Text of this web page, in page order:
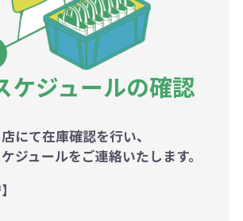
ケジュールの確認
にて在庫確認を行い、
ジュールをご連絡いたします。